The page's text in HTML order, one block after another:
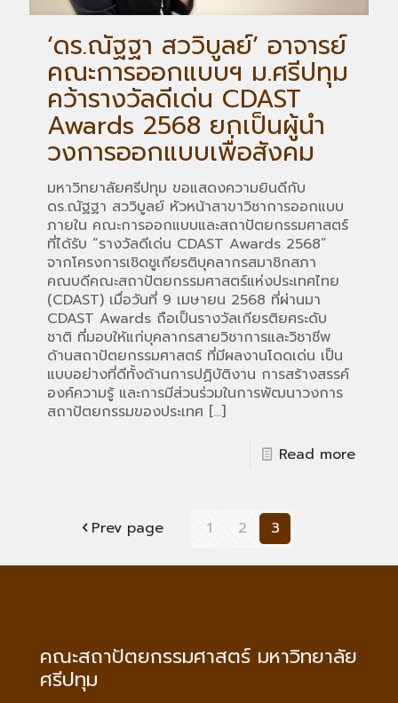
‘ดร.ณัฐฐา สววิบูลย์’ อาจารย์
คณะการออกแบบฯ ม.ศรีปทุม
คว้ารางวัลดีเด่น CDAST
Awards 2568 ยกเป็นผู้นำ
วงการออกแบบเพื่อสังคม
มหาวิทยาลัยศรีปทุม ขอแสดงความยินดีกับ
ดร.ณัฐฐา สววิบูลย์ หัวหน้าสาขาวิชาการออกแบบ
ภายใน คณะการออกแบบและสถาปัตยกรรมศาสตร์
ที่ได้รับ “รางวัลดีเด่น CDAST Awards 2568”
จากโครงการเชิดชูเกียรติบุคลากรสมาชิกสภา
คณบดีคณะสถาปัตยกรรมศาสตร์แห่งประเทศไทย
(CDAST) เมื่อวันที่ 9 เมษายน 2568 ที่ผ่านมา
CDAST Awards ถือเป็นรางวัลเกียรติยศระดับ
ชาติ ที่มอบให้แก่บุคลากรสายวิชาการและวิชาชีพ
ด้านสถาปัตยกรรมศาสตร์ ที่มีผลงานโดดเด่น เป็น
แบบอย่างที่ดีทั้งด้านการปฏิบัติงาน การสร้างสรรค์
องค์ความรู้ และการมีส่วนร่วมในการพัฒนาวงการ
สถาปัตยกรรมของประเทศ […]
Read more
Prev page 1 2 3
คณะสถาปัตยกรรมศาสตร์ มหาวิทยาลัย
ศรีปทุม